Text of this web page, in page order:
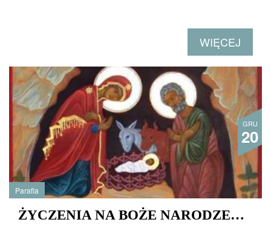
WIĘCEJ
GRU
20
Parafia
ŻYCZENIA NA BOŻE NARODZENIE